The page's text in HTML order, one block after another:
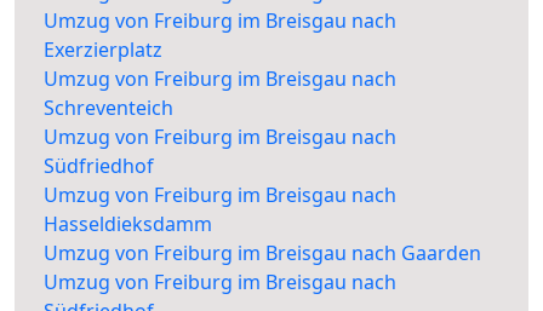
Umzug von Freiburg im Breisgau nach
Exerzierplatz
Umzug von Freiburg im Breisgau nach
Schreventeich
Umzug von Freiburg im Breisgau nach
Südfriedhof
Umzug von Freiburg im Breisgau nach
Hasseldieksdamm
Umzug von Freiburg im Breisgau nach Gaarden
Umzug von Freiburg im Breisgau nach